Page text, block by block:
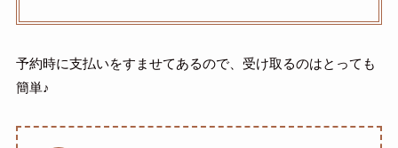
予約時に支払いをすませてあるので、受け取るのはとっても
簡単♪